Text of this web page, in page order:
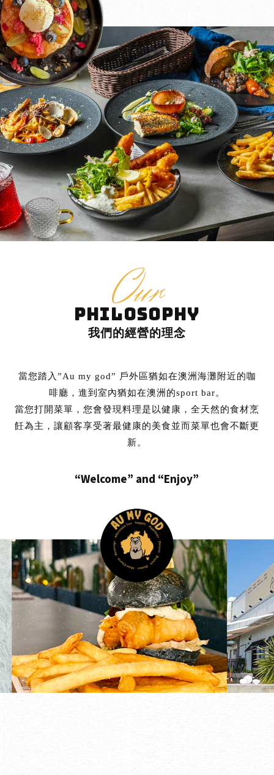
Our
PHILOSOPHY
我們的經營的理念
當您踏入”Au my god” 戶外區猶如在澳洲海灘附近的咖
啡廳，進到室內猶如在澳洲的sport bar。
當您打開菜單，您會發現料理是以健康，全天然的食材烹
飪為主，讓顧客享受著最健康的美食並而菜單也會不斷更
新。
“Welcome” and “Enjoy”